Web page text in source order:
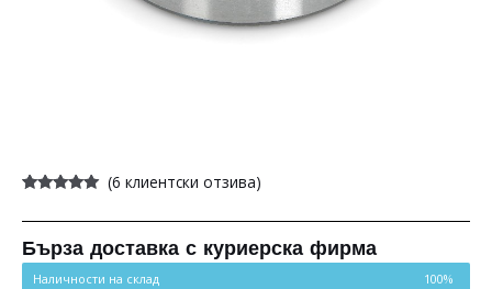
5.00от 5,
потребителски
оценки
(6 клиентски отзива)
Бърза доставка с куриерска фирма
Наличности на склад 100%